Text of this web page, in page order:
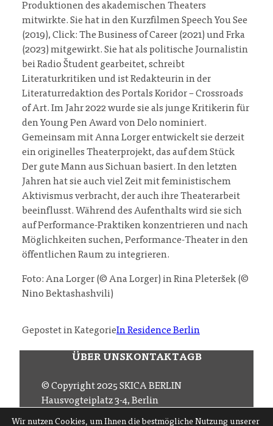
Produktionen des akademischen Theaters
mitwirkte. Sie hat in den Kurzfilmen Speech You See
(2019), Click: The Business of Career (2021) und Frka
(2023) mitgewirkt. Sie hat als politische Journalistin
bei Radio Študent gearbeitet, schreibt
Literaturkritiken und ist Redakteurin in der
Literaturredaktion des Portals Koridor – Crossroads
of Art. Im Jahr 2022 wurde sie als junge Kritikerin für
den Young Pen Award von Delo nominiert.
Gemeinsam mit Anna Lorger entwickelt sie derzeit
ein originelles Theaterprojekt, das auf dem Stück
Der gute Mann aus Sichuan basiert. In den letzten
Jahren hat sie auch viel Zeit mit feministischem
Aktivismus verbracht, der auch ihre Theaterarbeit
beeinflusst. Während des Aufenthalts wird sie sich
auf Performance-Praktiken konzentrieren und nach
Möglichkeiten suchen, Performance-Theater in den
öffentlichen Raum zu integrieren.
Foto: Ana Lorger (© Ana Lorger) in Rina Pleteršek (©
Nino Bektashashvili)
Gepostet in KategorieIn Residence Berlin
Wir nutzen Cookies, um Ihnen die bestmögliche Nutzung unserer
ÜBER UNSKONTAKTAGB
© Copyright 2025 SKICA BERLIN
Hausvogteiplatz 3-4, Berlin